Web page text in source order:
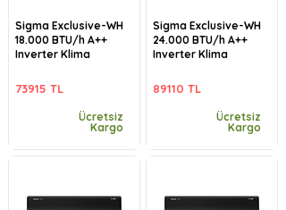
Sigma Exclusive-WH
18.000 BTU/h A++
Inverter Klima
73915 TL
Ücretsiz
Kargo
Sigma Exclusive-WH
24.000 BTU/h A++
Inverter Klima
89110 TL
Ücretsiz
Kargo